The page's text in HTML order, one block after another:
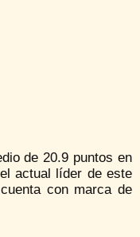
de 20.9 puntos en
actual líder de este
con marca de